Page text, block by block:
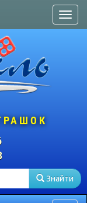
Знайти